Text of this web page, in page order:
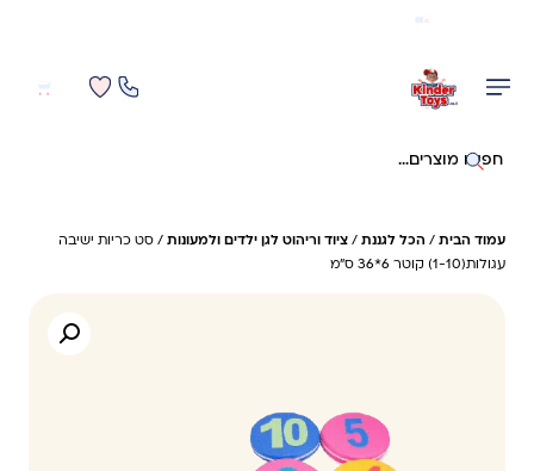
חיפוש באתר
עמוד הבית / הכל לגננת / ציוד וריהוט לגן ילדים ולמעונות / סט כריות ישיבה
עגולות(1-10) קוטר 6*36 ס"מ